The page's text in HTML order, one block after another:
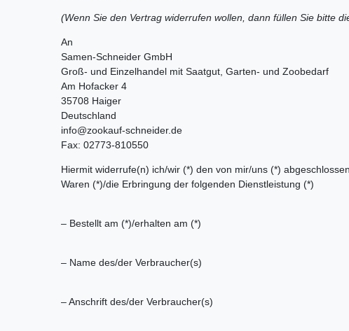
(Wenn Sie den Vertrag widerrufen wollen, dann füllen Sie bitte
An
Samen-Schneider GmbH
Groß- und Einzelhandel mit Saatgut, Garten- und Zoobedarf
Am Hofacker 4
35708 Haiger
Deutschland
info@zookauf-schneider.de
Fax: 02773-810550
Hiermit widerrufe(n) ich/wir (*) den von mir/uns (*)
Waren (*)/die Erbringung der folgenden Dienstleistung (*)
– Bestellt am (*)/erhalten am (*)
– Name des/der Verbraucher(s)
– Anschrift des/der Verbraucher(s)